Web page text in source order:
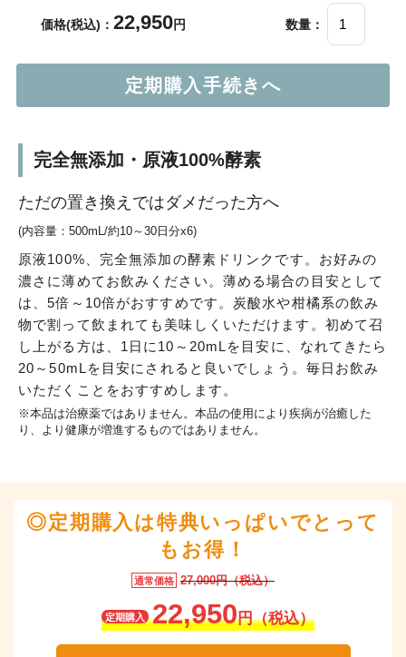
価格(税込)： 22,950円 数量：
完全無添加・原液100%酵素
ただの置き換えではダメだった方へ
(内容量：500mL/約10～30日分x6)
原液100%、完全無添加の酵素ドリンクです。お好みの
濃さに薄めてお飲みください。薄める場合の目安として
は、5倍～10倍がおすすめです。炭酸水や柑橘系の飲み
物で割って飲まれても美味しくいただけます。初めて召
し上がる方は、1日に10～20mLを目安に、なれてきたら
20～50mLを目安にされると良いでしょう。毎日お飲み
いただくことをおすすめします。
※本品は治療薬ではありません。本品の使用により疾病が治癒した
り、より健康が増進するものではありません。
◎定期購入は特典いっぱいでとって
もお得！
通常価格 27,000円（税込）
定期購入 22,950円（税込）